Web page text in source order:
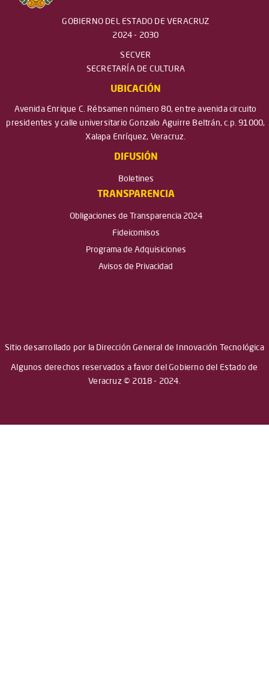
GOBIERNO DEL ESTADO DE VERACRUZ
2024 - 2030
SECVER
SECRETARÍA DE CULTURA
UBICACIÓN
Avenida Enrique C. Rébsamen número 80, entre avenida circuito
presidentes y calle universitario Gonzalo Aguirre Beltrán, c.p. 91000,
Xalapa Enríquez, Veracruz.
DIFUSIÓN
Boletines
TRANSPARENCIA
Obligaciones de Transparencia 2024
Fideicomisos
Programa de Adquisiciones
Avisos de Privacidad
Sitio desarrollado por la Dirección General de Innovación Tecnológica
Algunos derechos reservados a favor del Gobierno del Estado de
Veracruz © 2018 - 2024.